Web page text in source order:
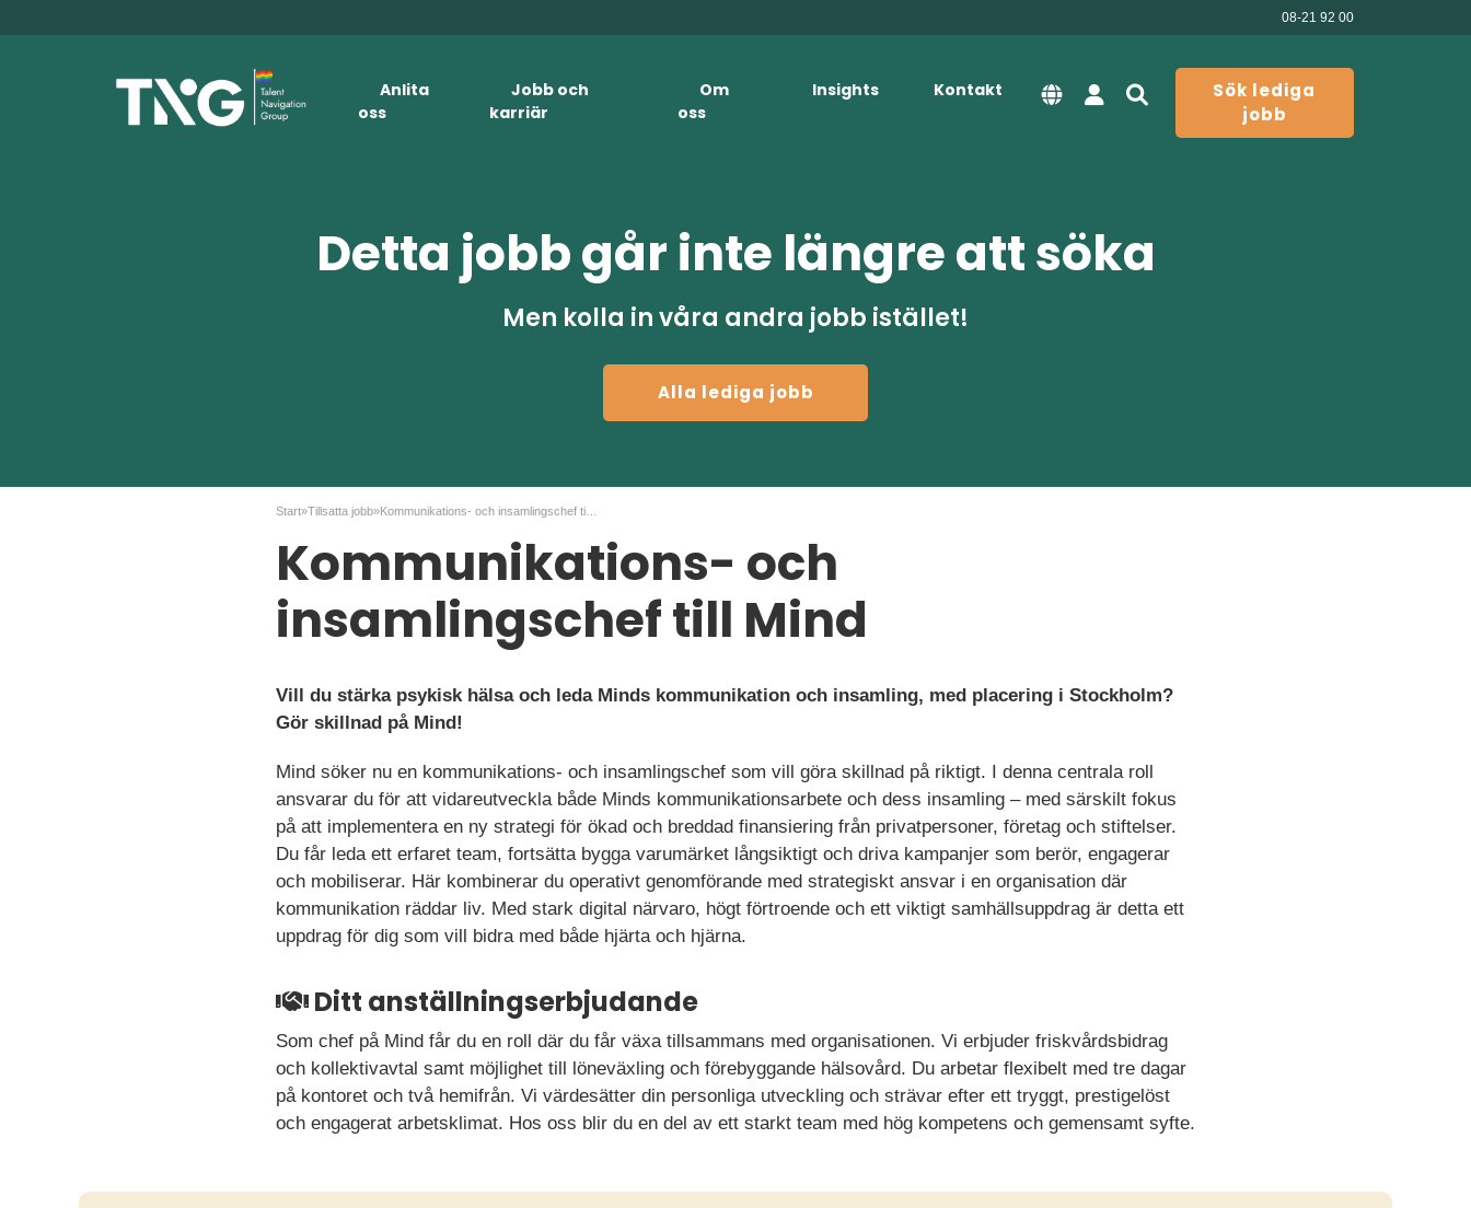
08-21 92 00
Anlita
oss
Jobb och
karriär
Om
oss
Insights Kontakt
Sök lediga
jobb
Detta jobb går inte längre att söka
Men kolla in våra andra jobb istället!
Alla lediga jobb
Start»Tillsatta jobb»
Kommunikations- och
insamlingschef till Mind
Vill du stärka psykisk hälsa och leda Minds kommunikation och insamling, med placering i Stockholm?
Gör skillnad på Mind!
Mind söker nu en kommunikations- och insamlingschef som vill göra skillnad på riktigt. I denna centrala roll
ansvarar du för att vidareutveckla både Minds kommunikationsarbete och dess insamling – med särskilt fokus
på att implementera en ny strategi för ökad och breddad finansiering från privatpersoner, företag och stiftelser.
Du får leda ett erfaret team, fortsätta bygga varumärket långsiktigt och driva kampanjer som berör, engagerar
och mobiliserar. Här kombinerar du operativt genomförande med strategiskt ansvar i en organisation där
kommunikation räddar liv. Med stark digital närvaro, högt förtroende och ett viktigt samhällsuppdrag är detta ett
uppdrag för dig som vill bidra med både hjärta och hjärna.
Ditt anställningserbjudande
Som chef på Mind får du en roll där du får växa tillsammans med organisationen. Vi erbjuder friskvårdsbidrag
och kollektivavtal samt möjlighet till löneväxling och förebyggande hälsovård. Du arbetar flexibelt med tre dagar
på kontoret och två hemifrån. Vi värdesätter din personliga utveckling och strävar efter ett tryggt, prestigelöst
och engagerat arbetsklimat. Hos oss blir du en del av ett starkt team med hög kompetens och gemensamt syfte.